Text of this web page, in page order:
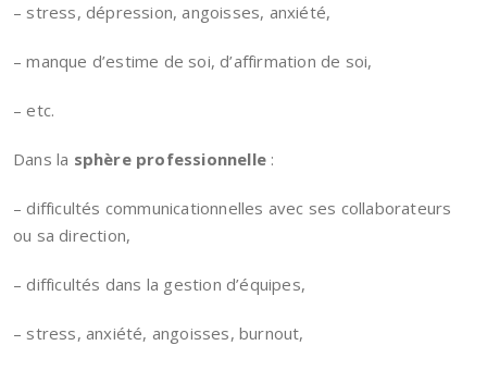
– stress, dépression, angoisses, anxiété,
– manque d’estime de soi, d’affirmation de soi,
– etc.
Dans la sphère professionnelle :
– difficultés communicationnelles avec ses collaborateurs
ou sa direction,
– difficultés dans la gestion d’équipes,
– stress, anxiété, angoisses, burnout,